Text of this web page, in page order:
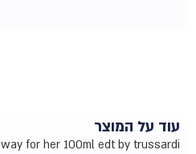
עוד על המוצר
a way for her 100ml edt by trussardi